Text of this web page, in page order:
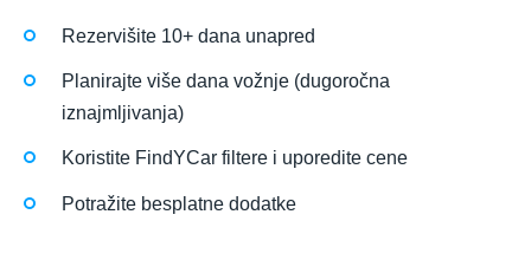
Rezervišite 10+ dana unapred
Planirajte više dana vožnje (dugoročna
iznajmljivanja)
Koristite FindYCar filtere i uporedite cene
Potražite besplatne dodatke